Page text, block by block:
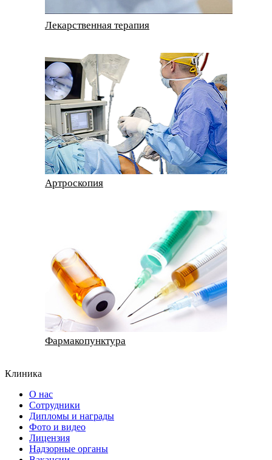
Лекарственная терапия
Артроскопия
Фармакопунктура
Клиника
О нас
Сотрудники
Дипломы и награды
Фото и видео
Лицензия
Надзорные органы